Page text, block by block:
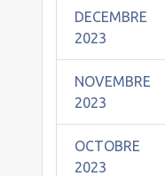
DECEMBRE
2023
NOVEMBRE
2023
OCTOBRE
2023